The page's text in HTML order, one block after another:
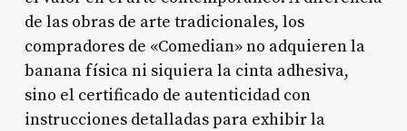
de las obras de arte tradicionales, los
compradores de «Comedian» no adquieren la
banana física ni siquiera la cinta adhesiva,
sino el certificado de autenticidad con
instrucciones detalladas para exhibir la